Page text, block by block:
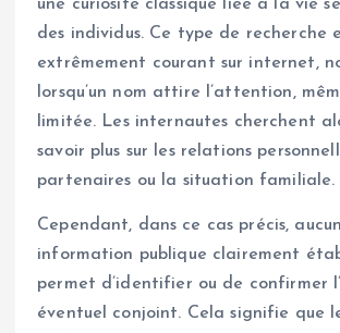
une curiosité classique liée à la vie
des individus. Ce type de recherche
extrêmement courant sur internet,
lorsqu’un nom attire l’attention,
limitée. Les internautes cherchent
savoir plus sur les relations
partenaires ou la situation familiale.
Cependant, dans ce cas précis,
information publique clairement
permet d’identifier ou de confirmer
éventuel conjoint. Cela signifie que